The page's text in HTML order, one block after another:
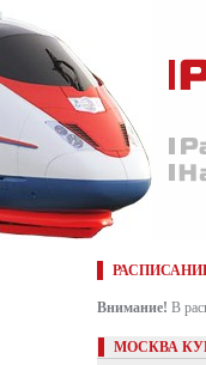
Внимание! В
МОСКВА